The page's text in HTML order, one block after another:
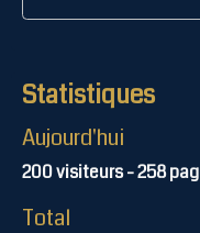
Statistiques
Aujourd'hui
200visiteurs -258
Total